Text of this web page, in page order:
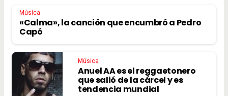
Música
«Calma», la canción que encumbró a Pedro
Capó
Música
Anuel AA es el reggaetonero
que salió de la cárcel y es
tendencia mundial